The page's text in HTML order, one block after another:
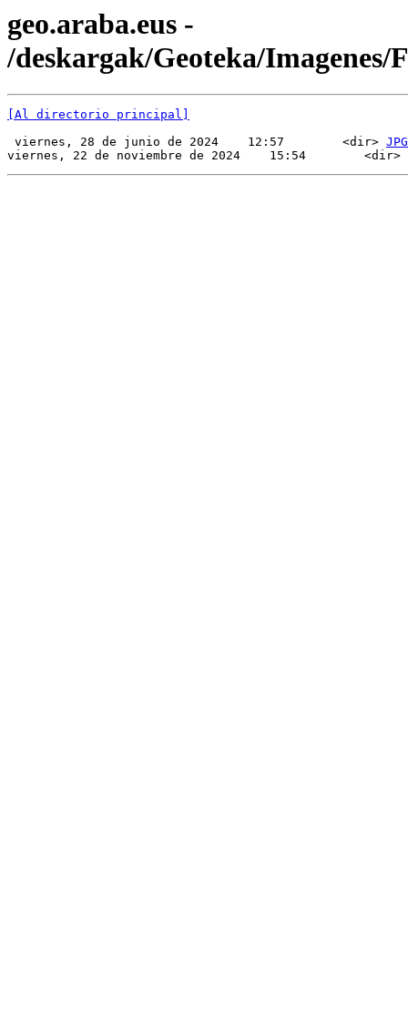
geo.araba.eus -
/deskargak/Geoteka/Imagenes/
[Al directorio principal]
viernes, 28 de junio de 2024    12:57        <dir> JPG
viernes, 22 de noviembre de 2024    15:54        <dir>